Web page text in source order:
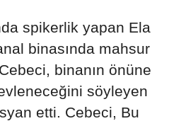
spikerlik yapan Ela
binasında mahsur
binanın önüne
söyleyen
etti. Cebeci, Bu